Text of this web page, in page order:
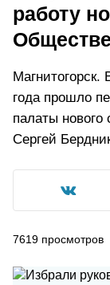
работу
Магнитогорск.
года прошло
палаты
Сергей
7619 просмотров